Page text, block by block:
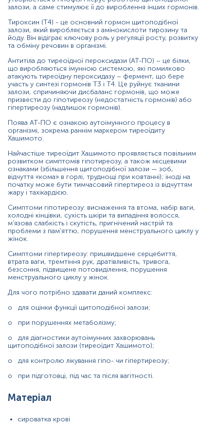
безсоння, підвищене потовиділення, порушення
менструального циклу у жінок.
Для чого потрібно здавати даний комплекс:
o для оцінки функції щитоподібної залози;
o при порушеннях метаболізму;
o
для діагностики аутоімунних захворювань
щитоподібної залози (тиреоїдит Хашимото);
o для контролю лікування гіпо- чи гіпертиреозу;
o при підготовці, під час та після вагітності.
Матеріал
сироватка крові
Зміст:
Маркер
Показання до призначення
Загальна характеристика
Маркер
Маркер функціонального стану гіпофізу та щитоподібної
залози, а також її аутоімунних порушень
Показання до призначення
Зміни в УЗД щитоподібної залози;
пальпації;
Порушення серцевого ритму;
Випадіння волосся;
Порушення фізичного та статевого розвитку дітей;
Порушення репродуктивних функцій у чоловіків та
залози, а саме стимулює її до вироблення інших гормонів.
Тироксин (Т4) - це основний гормон щитоподібної
залози, який виробляється з амінокислоти тирозину та
йоду. Він відіграє ключову роль у регуляції росту, розвитку
та обміну речовин в організмі.
Антитіла до тиреоїдної пероксидази (АТ-ПО) – це білки,
що виробляються імунною системою, які помилково
атакують тиреоїдну пероксидазу – фермент, що бере
участь у синтезі гормонів Т3 і Т4. Це руйнує тканини
залози, спричиняючи дисбаланс гормонів, що може
призвести до гіпотиреозу (недостатність гормонів) або
гіпертиреозу (надлишок гормонів).
Поява АТ-ПО є ознакою аутоімунного процесу в
організмі, зокрема раннім маркером тиреоїдиту
Хашимото.
Найчастіше тиреоїдит Хашимото проявляється повільним
розвитком симптомів гіпотиреозу, а також місцевими
ознаками (збільшення щитоподібної залози — зоб,
відчуття «кома» в горлі, труднощі при ковтанні); іноді на
початку може бути тимчасовий гіпертиреоз із відчуттям
жару і тахікардією.
Симптоми гіпотиреозу: виснаження та втома, набір ваги,
холодні кінцівки, сухість шкіри та випадіння волосся,
м'язова слабкість і скутість, пригнічений настрій та
проблеми з пам'яттю, порушення менструального циклу у
жінок.
Симптоми гіпертиреозу: пришвидшене серцебиття,
втрата ваги, тремтіння рук, дратівливість, тривога,
безсоння, підвищене потовиділення, порушення
менструального циклу у жінок.
Для чого потрібно здавати даний комплекс:
o
для оцінки функції щитоподібної залози;
o
при порушеннях метаболізму;
o
для діагностики аутоімунних захворювань
щитоподібної залози (тиреоїдит Хашимото);
o
для контролю лікування гіпо- чи гіпертиреозу;
o
при підготовці, під час та після вагітності.
Матеріал
сироватка крові